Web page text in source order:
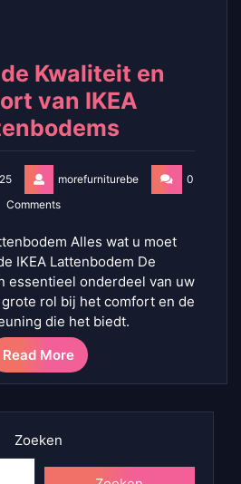
Kwaliteit en
van IKEA
morefurniturebe
0
Comments
Alles wat u moet
IKEA Lattenbodem De
essentieel onderdeel van uw
rol bij het comfort en de
die het biedt.
Read More
Zoeken